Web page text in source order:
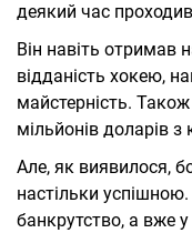
деякий час
Він навіть отримав
відданість хокею,
майстерність.
мільйонів доларів
Але, як виявилося,
настільки
банкрутство, а вже